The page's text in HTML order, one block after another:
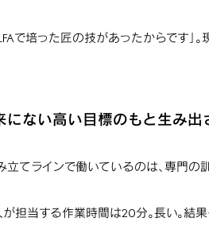
で培った匠の技があったからです」
来にない高い目標のもと生み出
てラインで働いているのは、専門の
担当する作業時間は20分。長い。